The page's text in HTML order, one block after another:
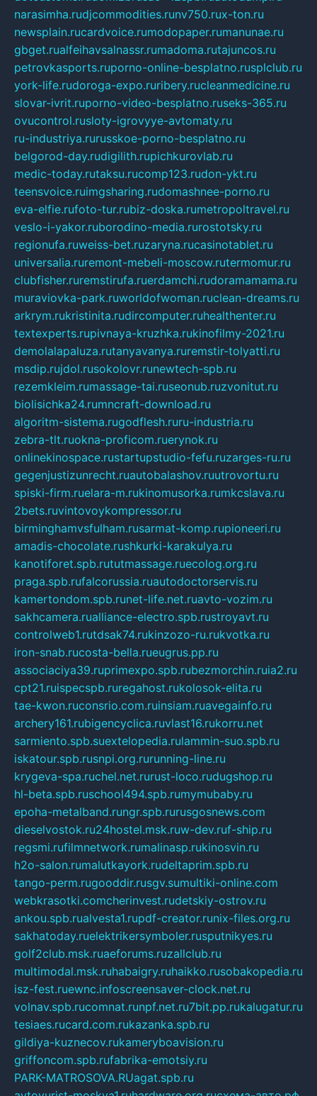
narasimha.rudjcommodities.runv750.rux-ton.ru
newsplain.rucardvoice.rumodopaper.rumanunae.ru
gbget.rualfeihavsalnassr.rumadoma.rutajuncos.ru
petrovkasports.ruporno-online-besplatno.rusplclub.ru
york-life.rudoroga-expo.ruribery.rucleanmedicine.ru
slovar-ivrit.ruporno-video-besplatno.ruseks-365.ru
ovucontrol.rusloty-igrovyye-avtomaty.ru
ru-industriya.rurusskoe-porno-besplatno.ru
belgorod-day.rudigilith.rupichkurovlab.ru
medic-today.rutaksu.rucomp123.rudon-ykt.ru
teensvoice.ruimgsharing.rudomashnee-porno.ru
eva-elfie.rufoto-tur.rubiz-doska.rumetropoltravel.ru
veslo-i-yakor.ruborodino-media.rurostotsky.ru
regionufa.ruweiss-bet.ruzaryna.rucasinotablet.ru
universalia.ruremont-mebeli-moscow.rutermomur.ru
clubfisher.ruremstirufa.ruerdamchi.rudoramamama.ru
muraviovka-park.ruworldofwoman.ruclean-dreams.ru
arkrym.rukristinita.rudircomputer.ruhealthenter.ru
textexperts.rupivnaya-kruzhka.rukinofilmy-2021.ru
demolalapaluza.rutanyavanya.ruremstir-tolyatti.ru
msdip.rujdol.rusokolovr.runewtech-spb.ru
rezemkleim.rumassage-tai.ruseonub.ruzvonitut.ru
biolisichka24.rumncraft-download.ru
algoritm-sistema.rugodflesh.ruru-industria.ru
zebra-tlt.ruokna-proficom.ruerynok.ru
onlinekinospace.rustartupstudio-fefu.ruzarges-ru.ru
gegenjustizunrecht.ruautobalashov.ruutrovortu.ru
spiski-firm.ruelara-m.rukinomusorka.rumkcslava.ru
2bets.ruvintovoykompressor.ru
birminghamvsfulham.rusarmat-komp.rupioneeri.ru
amadis-chocolate.rushkurki-karakulya.ru
kanotiforet.spb.rututmassage.ruecolog.org.ru
praga.spb.rufalcorussia.ruautodoctorservis.ru
kamertondom.spb.runet-life.net.ruavto-vozim.ru
sakhcamera.rualliance-electro.spb.rustroyavt.ru
controlweb1.rutdsak74.rukinzozo-ru.rukvotka.ru
iron-snab.rucosta-bella.rueugrus.pp.ru
associaciya39.ruprimexpo.spb.rubezmorchin.ruia2.ru
cpt21.ruispecspb.ruregahost.rukolosok-elita.ru
tae-kwon.ruconsrio.com.ruinsiam.ruavegainfo.ru
archery161.rubigencyclica.ruvlast16.rukorru.net
sarmiento.spb.suextelopedia.rulammin-suo.spb.ru
iskatour.spb.rusnpi.org.rurunning-line.ru
krygeva-spa.ruchel.net.rurust-loco.rudugshop.ru
hl-beta.spb.ruschool494.spb.rumymubaby.ru
epoha-metalband.rungr.spb.rurusgosnews.com
dieselvostok.ru24hostel.msk.ruw-dev.ruf-ship.ru
regsmi.rufilmnetwork.rumalinasp.rukinosvin.ru
h2o-salon.rumalutkayork.rudeltaprim.spb.ru
tango-perm.rugooddir.rusgv.sumultiki-online.com
webkrasotki.comcherinvest.rudetskiy-ostrov.ru
ankou.spb.rualvesta1.rupdf-creator.runix-files.org.ru
sakhatoday.ruelektrikersymboler.rusputnikyes.ru
golf2club.msk.ruaeforums.ruzallclub.ru
multimodal.msk.ruhabaigry.ruhaikko.rusobakopedia.ru
isz-fest.ruewnc.infoscreensaver-clock.net.ru
volnav.spb.rucomnat.runpf.net.ru7bit.pp.rukalugatur.ru
tesiaes.rucard.com.rukazanka.spb.ru
gildiya-kuznecov.rukameryboavision.ru
griffoncom.spb.rufabrika-emotsiy.ru
PARK-MATROSOVA.RUagat.spb.ru